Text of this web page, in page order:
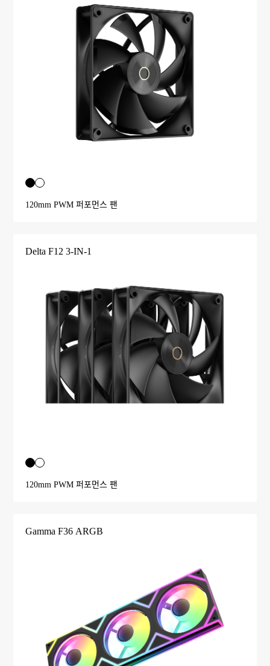
120mm PWM 퍼포먼스 팬
Delta F12 3-IN-1
120mm PWM 퍼포먼스 팬
Gamma F36 ARGB